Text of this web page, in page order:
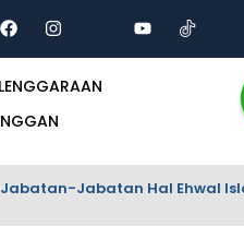
Jabatan-Jabatan Hal